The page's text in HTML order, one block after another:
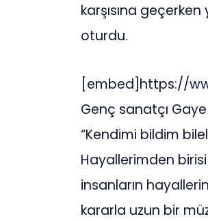
karşısına
oturdu.
[embed]https://
Genç sanatçı
“Kendimi bildim
Hayallerimden
insanların
kararla uzun bir